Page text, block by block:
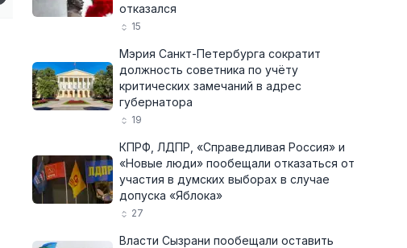
отказался
15
Мэрия Санкт-Петербурга сократит
должность советника по учёту
критических замечаний в адрес
губернатора
19
КПРФ, ЛДПР, «Справедливая Россия» и
«Новые люди» пообещали отказаться от
участия в думских выборах в случае
допуска «Яблока»
27
Власти Сызрани пообещали оставить